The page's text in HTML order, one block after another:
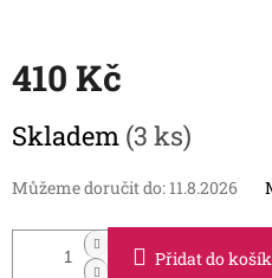
410 Kč
cena:
Skladem (3 ks)
Můžeme doručit do: 11.8.2026
Přidat do